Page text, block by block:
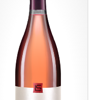
sortu u prvi plan pa tako
cvetno voćne arome
dolaze do izražaja kao i
osvežavajući karakter na
Plaćanje se vrši preko
sigurnosnog sistema iPay.
Takođe, vinarija Lastar ne čuva
niti obrađuje podatke vaše
kreditne/debitne kartice. Time
maksimalnu sigurnost